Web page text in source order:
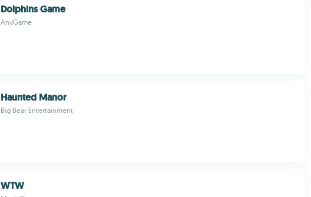
Dolphins Game
AnyGame
Haunted Manor
Big Bear Entertainment
WTW